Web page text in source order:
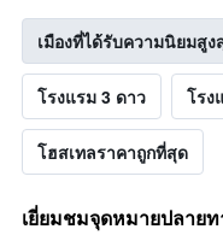
เมืองที่ได้รับความนิยมสูง
โรงแรม 3 ดาว โรง
โฮสเทลราคาถูกที่สุด
เยี่ยมชมจุดหมายปลาย